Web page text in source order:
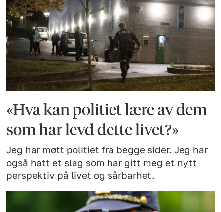
«Hva kan politiet lære av dem
som har levd dette livet?»
Jeg har møtt politiet fra begge sider. Jeg har
også hatt et slag som har gitt meg et nytt
perspektiv på livet og sårbarhet.